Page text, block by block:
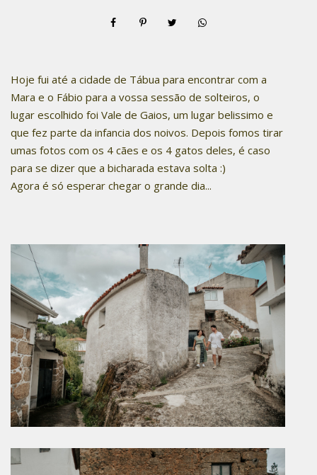
Hoje fui até a cidade de Tábua para encontrar com a
Mara e o Fábio para a vossa sessão de solteiros, o
lugar escolhido foi Vale de Gaios, um lugar belissimo e
que fez parte da infancia dos noivos. Depois fomos tirar
umas fotos com os 4 cães e os 4 gatos deles, é caso
para se dizer que a bicharada estava solta :)
Agora é só esperar chegar o grande dia...